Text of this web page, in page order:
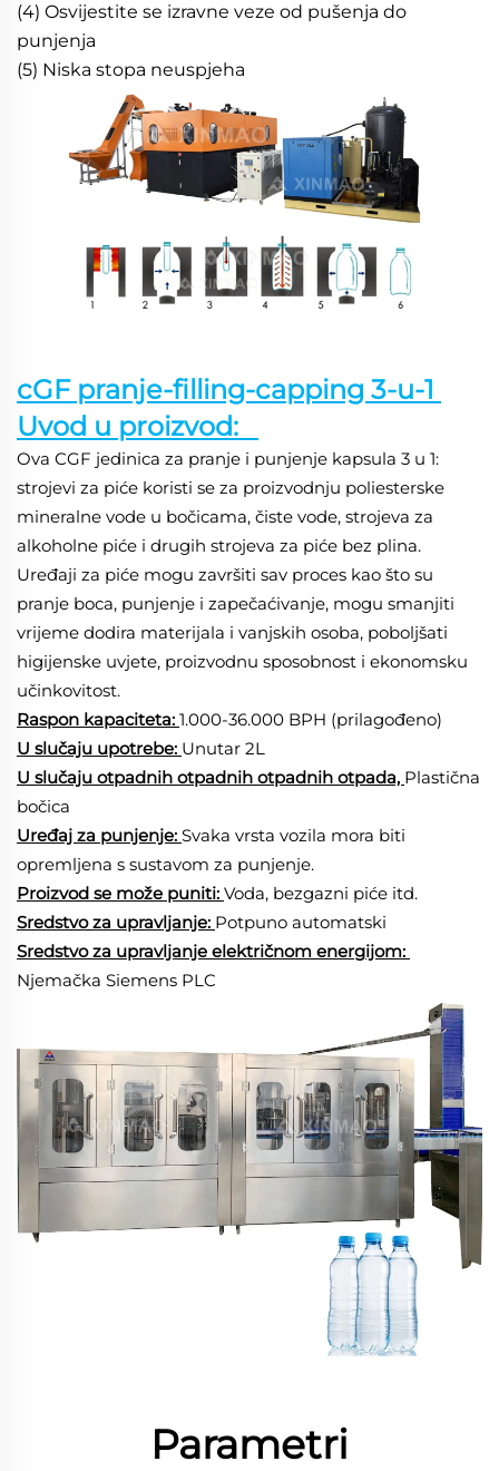
(4) Osvijestite se izravne veze od pušenja do
punjenja
(5) Niska stopa neuspjeha
cGF pranje-filling-capping 3-u-1
Uvod u proizvod:
Ova CGF jedinica za pranje i punjenje kapsula 3 u 1:
strojevi za piće koristi se za proizvodnju poliesterske
mineralne vode u bočicama, čiste vode, strojeva za
alkoholne piće i drugih strojeva za piće bez plina.
Uređaji za piće mogu završiti sav proces kao što su
pranje boca, punjenje i zapečaćivanje, mogu smanjiti
vrijeme dodira materijala i vanjskih osoba, poboljšati
higijenske uvjete, proizvodnu sposobnost i ekonomsku
učinkovitost.
Raspon kapaciteta: 1.000-36.000 BPH (prilagođeno)
U slučaju upotrebe: Unutar 2L
U slučaju otpadnih otpadnih otpadnih otpada, Plastična
bočica
Uređaj za punjenje: Svaka vrsta vozila mora biti
opremljena s sustavom za punjenje.
Proizvod se može puniti: Voda, bezgazni piće itd.
Sredstvo za upravljanje: Potpuno automatski
Njemačka Siemens PLC
Parametri